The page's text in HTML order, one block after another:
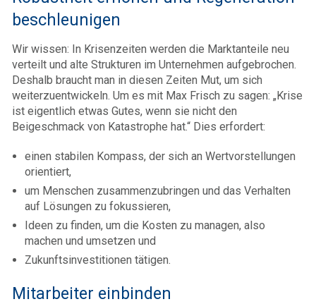
beschleunigen
Wir wissen: In Krisenzeiten werden die Marktanteile neu
verteilt und alte Strukturen im Unternehmen aufgebrochen.
Deshalb braucht man in diesen Zeiten Mut, um sich
weiterzuentwickeln. Um es mit Max Frisch zu sagen: „Krise
ist eigentlich etwas Gutes, wenn sie nicht den
Beigeschmack von Katastrophe hat.“ Dies erfordert:
einen stabilen Kompass, der sich an Wertvorstellungen
orientiert,
um Menschen zusammenzubringen und das Verhalten
auf Lösungen zu fokussieren,
Ideen zu finden, um die Kosten zu managen, also
machen und umsetzen und
Zukunftsinvestitionen tätigen.
Mitarbeiter einbinden